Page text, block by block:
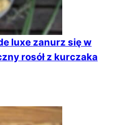
luxe zanurz się w
rosół z kurczaka